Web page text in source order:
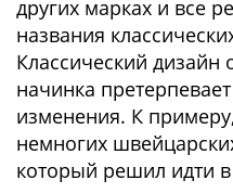
других марках и все
названия
Классический дизайн
начинка
изменения. К
немногих
который решил идти